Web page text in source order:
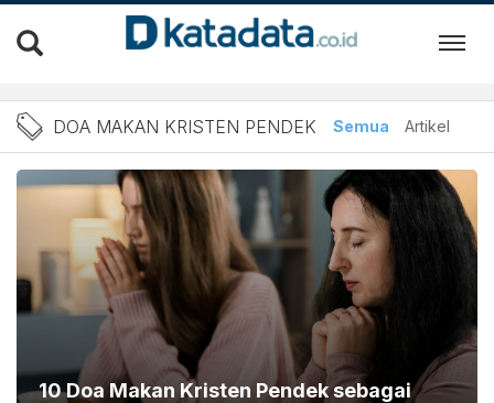
Berita Doa Makan
DOA MAKAN KRISTEN PENDEK Semua Artikel
10 Doa Makan Kristen Pendek sebagai